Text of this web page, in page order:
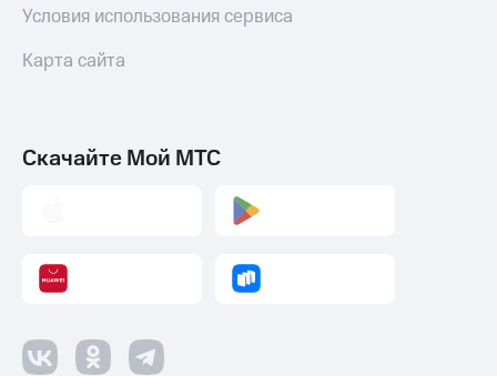
Условия использования сервиса
Карта сайта
Скачайте Мой МТС